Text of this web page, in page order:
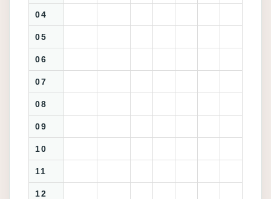
04
05
06
07
08
09
10
11
12